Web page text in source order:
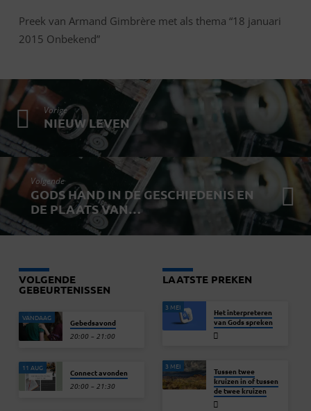
Preek van Armand Gimbrère met als thema “18 januari
2015 Onbekend”
Vorige
NIEUW LEVEN
Volgende
GODS HAND IN DE GESCHIEDENIS EN
DE PLAATS VAN…
VOLGENDE
GEBEURTENISSEN
VANDAAG Gebedsavond
20:00 – 21:00
11 AUG Connect avonden
20:00 – 21:30
LAATSTE PREKEN
3 MEI
Het interpreteren
van Gods spreken
3 MEI
Tussen twee
kruizen in of tussen
de twee kruizen